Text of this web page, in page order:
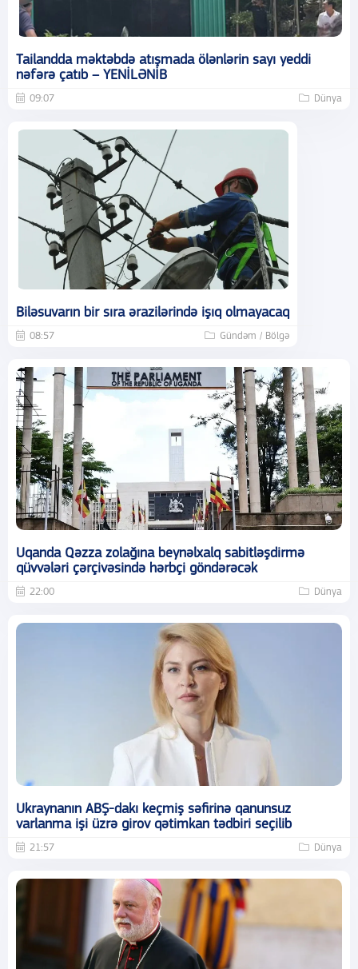
Tailandda məktəbdə atışmada ölənlərin sayı yeddi
nəfərə çatıb – YENİLƏNİB
09:07 Dünya
Biləsuvarın bir sıra ərazilərində işıq olmayacaq
08:57 Gündəm / Bölgə
Uqanda Qəzza zolağına beynəlxalq sabitləşdirmə
qüvvələri çərçivəsində hərbçi göndərəcək
22:00 Dünya
Ukraynanın ABŞ-dakı keçmiş səfirinə qanunsuz
varlanma işi üzrə girov qətimkan tədbiri seçilib
21:57 Dünya